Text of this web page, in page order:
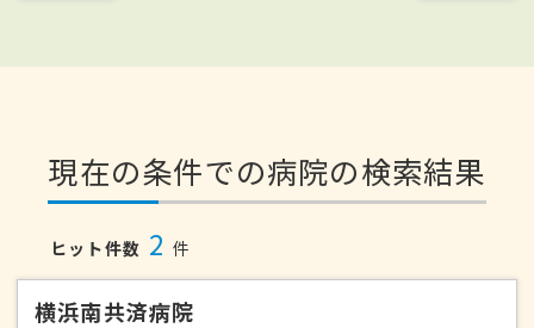
現在の条件での病院の検索結果
ヒット件数 2 件
横浜南共済病院